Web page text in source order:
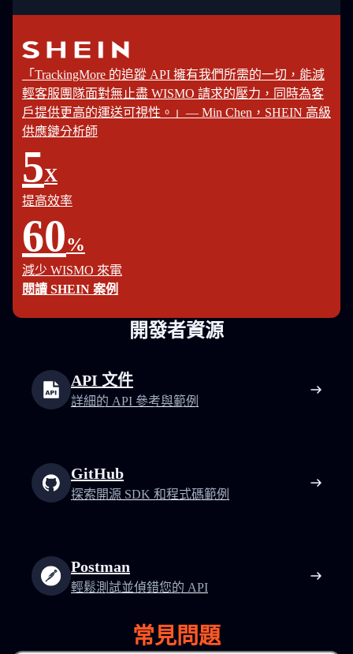
「TrackingMore 的追蹤 API 擁有我們所需的一切，能減
輕客服團隊面對無止盡 WISMO 請求的壓力，同時為客
戶提供更高的運送可視性。」— Min Chen，SHEIN 高級
供應鏈分析師
5X
提高效率
60%
減少 WISMO 來電
閱讀 SHEIN 案例
開發者資源
API 文件
詳細的 API 參考與範例
GitHub
探索開源 SDK 和程式碼範例
Postman
輕鬆測試並偵錯您的 API
常見問題